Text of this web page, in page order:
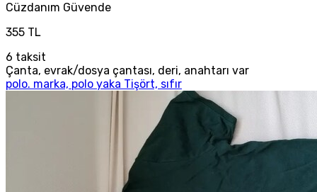
Cüzdanım Güvende
355 TL
6 taksit
Çanta, evrak/dosya çantası, deri, anahtarı var
polo. marka, polo yaka Tişört, sıfır